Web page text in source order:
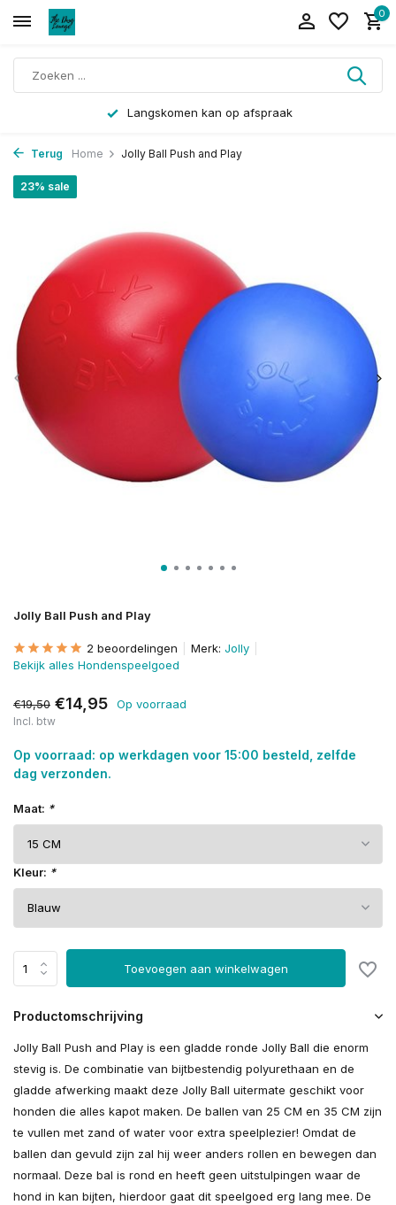
0
Langskomen kan op afspraak
Terug Home Jolly Ball Push and Play
Jolly Ball Push and Play
23% sale
2 beoordelingen Merk: Jolly
Bekijk alles Hondenspeelgoed
€19,50 €14,95 Op voorraad
Incl. btw
Op voorraad: op werkdagen voor 15:00 besteld, zelfde
dag verzonden.
Maat: *
Kleur: *
Toevoegen aan winkelwagen
Productomschrijving
Jolly Ball Push and Play is een gladde ronde Jolly Ball die enorm
stevig is. De combinatie van bijtbestendig polyurethaan en de
gladde afwerking maakt deze Jolly Ball uitermate geschikt voor
honden die alles kapot maken. De ballen van 25 CM en 35 CM zijn
te vullen met zand of water voor extra speelplezier! Omdat de
ballen dan gevuld zijn zal hij weer anders rollen en bewegen dan
normaal. Deze bal is rond en heeft geen uitstulpingen waar de
hond in kan bijten, hierdoor gaat dit speelgoed erg lang mee. De